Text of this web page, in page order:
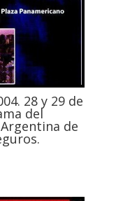
28 y 29 de
del
Argentina de